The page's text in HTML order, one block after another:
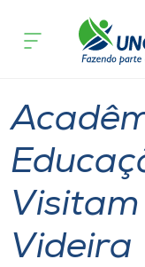
Cursos
Pesquisa
Atendimento ao
Portal de Ensino
acontece
Visitam
Videira